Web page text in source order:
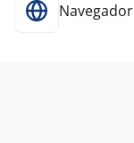
Navegador